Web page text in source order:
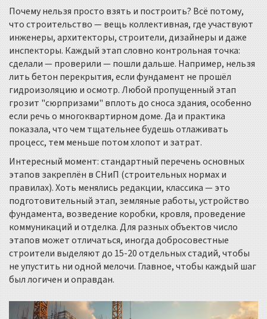
Почему нельзя просто взять и построить? Всё потому,
что строительство — вещь коллективная, где участвуют
инженеры, архитекторы, строители, дизайнеры и даже
инспекторы. Каждый этап словно контрольная точка:
сделали — проверили — пошли дальше. Например, нельзя
лить бетон перекрытия, если фундамент не прошёл
гидроизоляцию и осмотр. Любой пропущенный этап
грозит "сюрпризами" вплоть до сноса здания, особенно
если речь о многоквартирном доме. Да и практика
показала, что чем тщательнее будешь отлаживать
процесс, тем меньше потом хлопот и затрат.
Интересный момент: стандартный перечень основных
этапов закреплён в СНиП (строительных нормах и
правилах). Хоть менялись редакции, классика — это
подготовительный этап, земляные работы, устройство
фундамента, возведение коробки, кровля, проведение
коммуникаций и отделка. Для разных объектов число
этапов может отличаться, иногда добросовестные
строители выделяют до 15-20 отдельных стадий, чтобы
не упустить ни одной мелочи. Главное, чтобы каждый шаг
был логичен и оправдан.